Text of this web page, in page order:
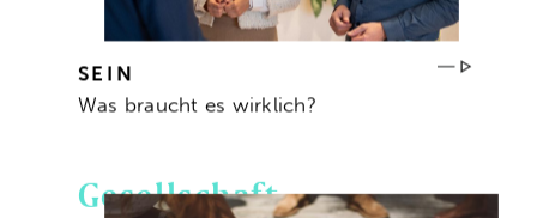
SEIN
Was braucht es wirklich?
Gesellschaft